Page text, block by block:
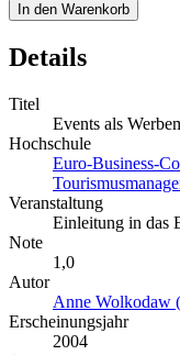
In den Warenkorb
Details
Titel
Events als
Hochschule
Euro-Business-
Veranstaltung
Einleitung in das
Note
1,0
Autor
Anne Wolkodaw
Erscheinungsjahr
2004